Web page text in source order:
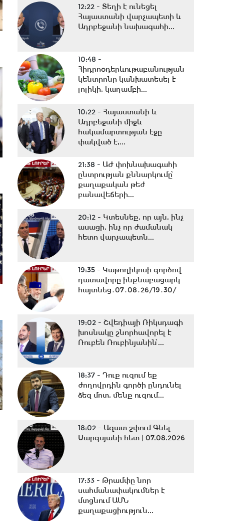
12:22 - Տեղի է ունեցել
Հայաստանի վարչապետի և
Ադրբեջանի նախագահի...
10:48 -
Հիդրոօդերևութաբանության
կենտրոնը կանխատեսել է
լոլիկի, կաղամբի...
10:22 - Հայաստանի և
Ադրբեջանի միջև
հակամարտության էջը
փակված է,...
21:38 - ԱԺ փոխնախագահի
ընտրության քննարկումը՝
քաղաքական թեժ
բանավեճերի...
20:12 - Կտեսնեք, որ այն, ինչ
ասացի, ինչ որ ժամանակ
հետո վարչապետն...
19:35 - Կաթողիկոսի գործով
դատավորը ինքնաբացարկ
հայտնեց․07․08․26/19․30/
19:02 - Շվեդիայի Ռիկսդագի
խոսնակը շնորհավորել է
Ռուբեն Ռուբինյանին՝...
18:37 - Դուք ուզում եք
ժողովրդին գործի ընդունել
ձեզ մոտ, մենք ուզում...
18:02 - Ազատ շփում Գնել
Սարգսյանի հետ | 07.08.2026
17:33 - Թրամփը նոր
սահմանափակումներ է
մտցնում ԱՄՆ
քաղաքացիություն...